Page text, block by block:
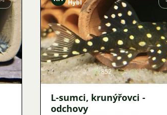
Obrázek
Hybl
852
L-sumci, krunýřovci -
odchovy